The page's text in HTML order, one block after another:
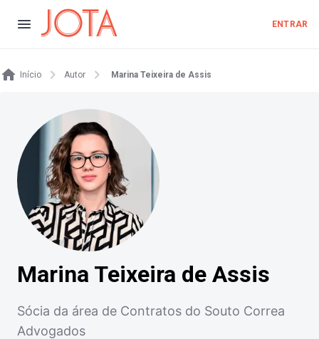
ENTRAR
Início Autor Marina Teixeira de Assis
Marina Teixeira de Assis
Sócia da área de Contratos do Souto Correa
Advogados